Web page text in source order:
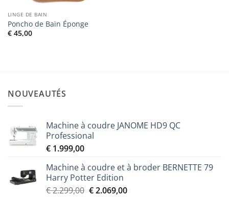
LINGE DE BAIN
Poncho de Bain Éponge
€45,00
NOUVEAUTÉS
Machine à coudre JANOME HD9 QC
Professional
€ 1.999,00
Machine à coudre et à broder BERNETTE 79
Harry Potter Edition
€2.299,00 Le
€2.069,00Le